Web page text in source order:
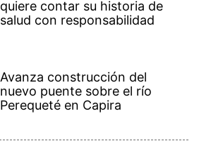
quiere contar su historia de
salud con responsabilidad
Avanza construcción del
nuevo puente sobre el río
Perequeté en Capira